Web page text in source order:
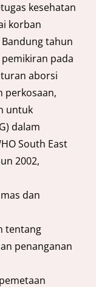
kesehatan
korban
tahun
pada
aborsi
perkosaan,
untuk
dalam
South East
2002,
dan
tentang
penanganan